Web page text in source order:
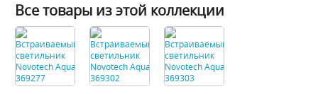
Все товары из этой коллекции